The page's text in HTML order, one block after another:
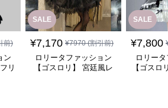
前)
ン
リ
SALE
¥7,170 ¥7970(割引前)
ロリータファッション
【ゴスロリ】 宮廷風レ
SALE
¥7,800
ロリー
【ゴスロ